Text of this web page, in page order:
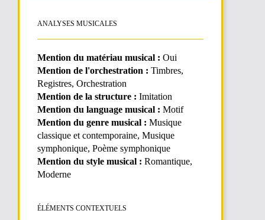
ANALYSES MUSICALES
Mention du matériau musical : Oui
Mention de l'orchestration : Timbres,
Registres, Orchestration
Mention de la structure : Imitation
Mention du language musical : Motif
Mention du genre musical : Musique
classique et contemporaine, Musique
symphonique, Poème symphonique
Mention du style musical : Romantique,
Moderne
ÉLÉMENTS CONTEXTUELS